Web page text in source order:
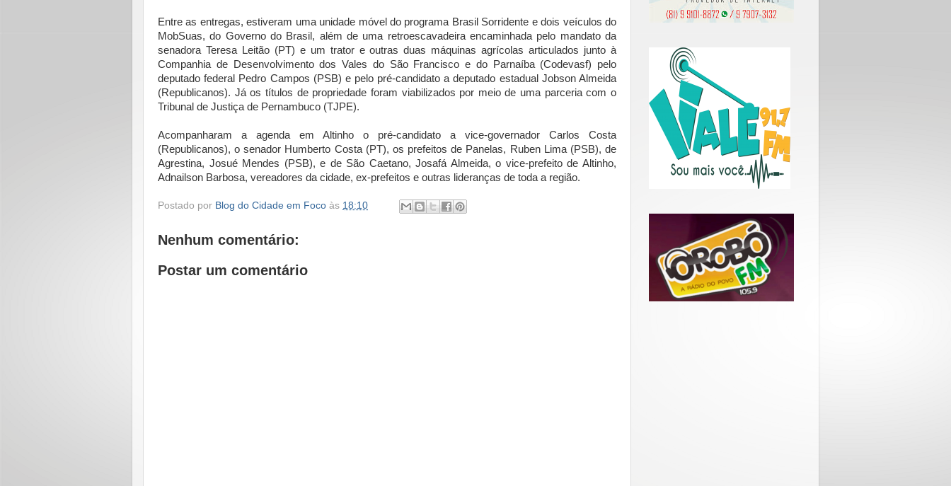
Entre as entregas, estiveram uma unidade móvel do programa Brasil Sorridente e dois veículos do
MobSuas, do Governo do Brasil, além de uma retroescavadeira encaminhada pelo mandato da
senadora Teresa Leitão (PT) e um trator e outras duas máquinas agrícolas articulados junto à
Companhia de Desenvolvimento dos Vales do São Francisco e do Parnaíba (Codevasf) pelo
deputado federal Pedro Campos (PSB) e pelo pré-candidato a deputado estadual Jobson Almeida
(Republicanos). Já os títulos de propriedade foram viabilizados por meio de uma parceria com o
Tribunal de Justiça de Pernambuco (TJPE).
Acompanharam a agenda em Altinho o pré-candidato a vice-governador Carlos Costa
(Republicanos), o senador Humberto Costa (PT), os prefeitos de Panelas, Ruben Lima (PSB), de
Agrestina, Josué Mendes (PSB), e de São Caetano, Josafá Almeida, o vice-prefeito de Altinho,
Adnailson Barbosa, vereadores da cidade, ex-prefeitos e outras lideranças de toda a região.
Postado por Blog do Cidade em Foco às 18:10
Nenhum comentário:
Postar um comentário